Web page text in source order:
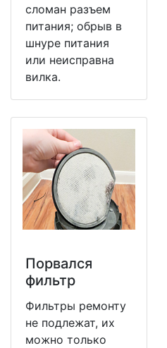
сломан разъем
питания; обрыв в
шнуре питания
или неисправна
вилка.
Порвался
фильтр
Фильтры ремонту
не подлежат, их
можно только